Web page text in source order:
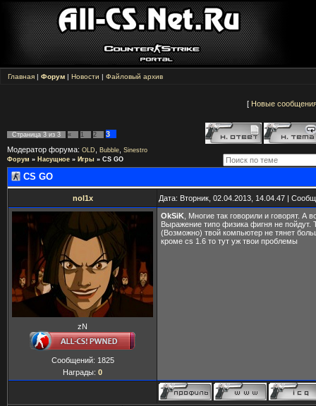
Главная | Форум | Новости | Файловый архив
[ Новые
Страница 3 из 3 « 1 2
3
Модератор форума: OLD Bubble Sinestro
Форум » Насущное » Игры » CS GO
CS GO
nol1x Дата: Вторник, 02.04.2013, 14.04.47 |
zN
Сообщений: 1825
Награды: 0
OkSiK , Многие так говорили и говорят. А
Выражение типо физика фигня не пойдут.
(Возможно) твой компьютер не тянет
кроме cs 1.6 то тут уж твои проблемы